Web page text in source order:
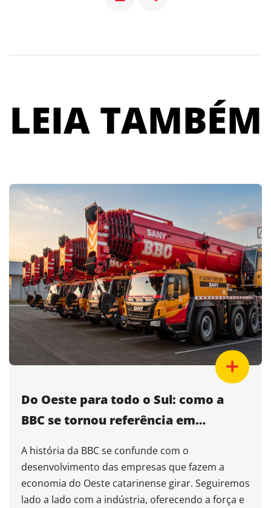
LEIA TAMBÉM
Do Oeste para todo o Sul: como a
BBC se tornou referência em
A história da BBC se confunde com o
desenvolvimento das empresas que fazem a
economia do Oeste catarinense girar. Seguiremos
lado a lado com a indústria, oferecendo a força e